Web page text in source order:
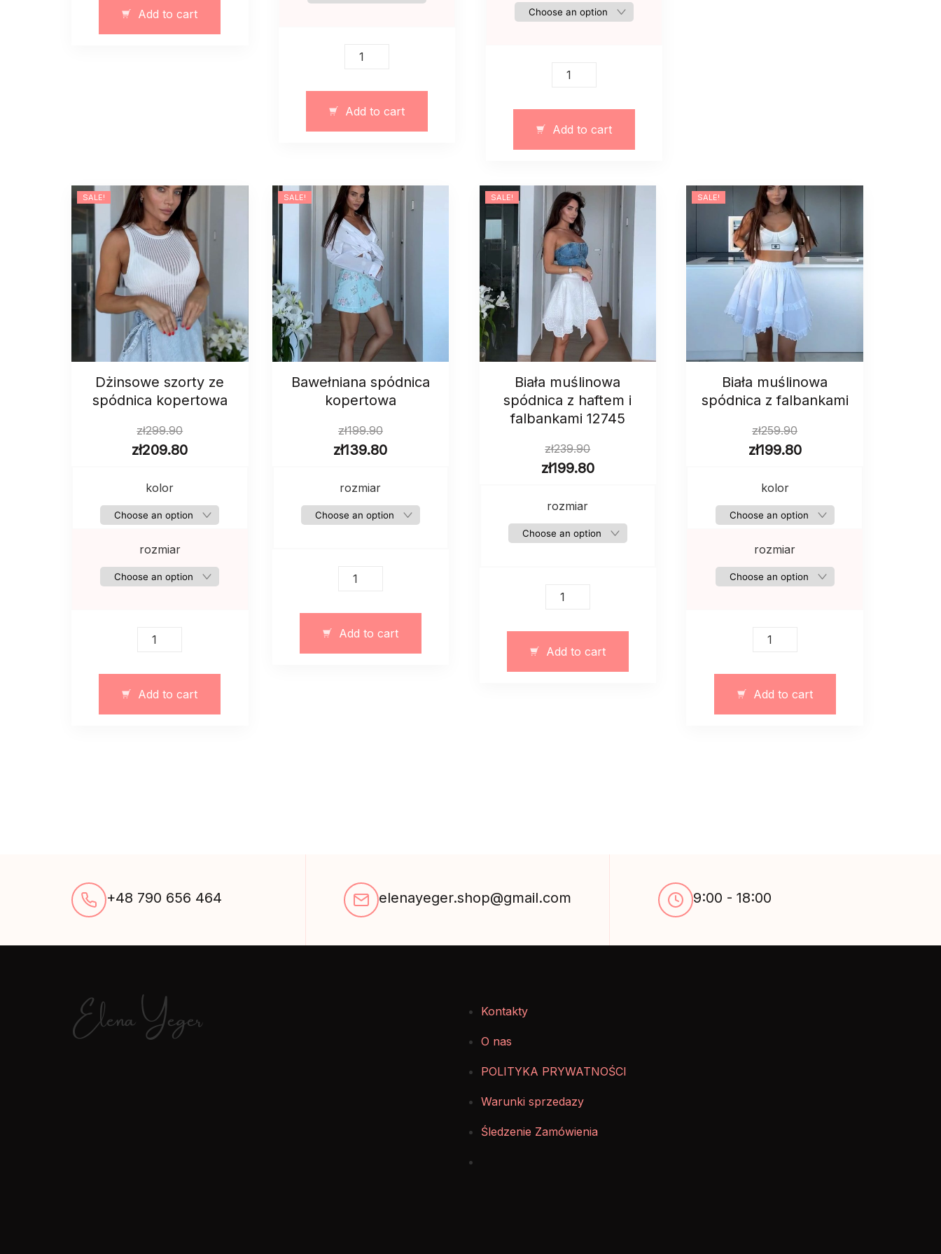
Add to cart
Biała
12279
quantity
Add to cart
Biała
ze
spodenkami
Add to cart
SALE!
Dżinsowe szorty ze
spódnica kopertowa
zł299.90
zł209.80
kolor
rozmiar
Dżinsowe
kopertowa
quantity
Add to cart
SALE!
Bawełniana spódnica
kopertowa
zł199.90
zł139.80
rozmiar
Bawełniana
Add to cart
SALE!
Biała muślinowa
spódnica z haftem i
falbankami 12745
zł239.90
zł199.80
rozmiar
Biała
haftem
i
Add to cart
SALE!
Biała muślinowa
spódnica z falbankami
zł259.90
zł199.80
kolor
rozmiar
Biała
falbankami
quantity
Add to cart
+48 790 656 464 elenayeger.shop@gmail.com 9:00 - 18:00
Elena Yeger Kontakty
O nas
POLITYKA PRYWATNOŚCI
Warunki sprzedazy
Śledzenie Zamówienia